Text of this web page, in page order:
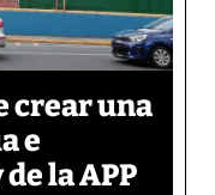
crear una
e
la APP